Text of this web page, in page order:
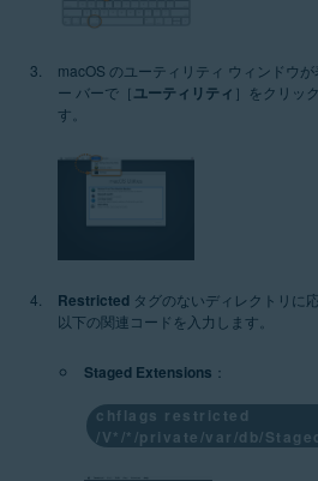
macOS のユーティリティ ウィンドウ
ー バーで［ ユーティリティ ］をクリッ
す。
Restricted タグのないディレクトリに
以下の関連コードを入力します。
Staged Extensions ：
chflags restricted
/V*/*/private/var/db/